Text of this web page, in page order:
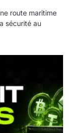
route maritime
sécurité au
: jusqu’à 5